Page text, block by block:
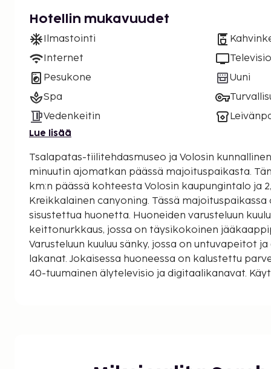
Hotellin mukavuudet
Ilmastointi
Internet
Pesukone
Spa
Vedenkeitin
Televisio
Uuni
Lue lisää
Tsalapatas-tiilitehdasmuseo ja Volosin
minuutin ajomatkan päässä majoituspaikasta. Tämä huoneisto sijaitsee 1,7
km:n päässä kohteesta Volosin kaupungintalo ja
Kreikkalainen canyoning. Tässä majoituspaikassa
sisustettua huonetta. Huoneiden varusteluun
keittonurkkaus, jossa on täysikokoinen
Varusteluun kuuluu sänky, jossa on untuvapeitot
lakanat. Jokaisessa huoneessa on kalustettu
40-tuumainen älytelevisio ja digitaalikanavat.
Vólosin satama - 2 km / 1,2 mi